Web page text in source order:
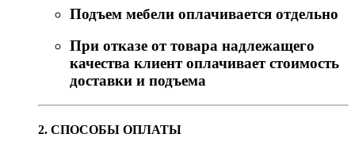
Подъем мебели оплачивается отдельно
При отказе от товара надлежащего
качества клиент оплачивает стоимость
доставки и подъема
2. СПОСОБЫ ОПЛАТЫ